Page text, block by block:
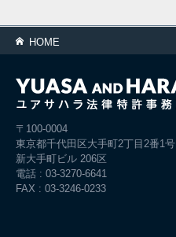
HOME
〒100-0004
東京都千代田区大手町2丁目2番1号
新大手町ビル 206区
電話 : 03-3270-6641
FAX : 03-3246-0233